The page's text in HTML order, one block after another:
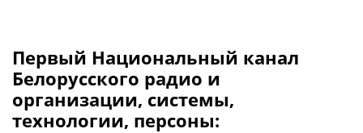
Первый Национальный канал
Белорусского радио и
организации, системы,
технологии, персоны: